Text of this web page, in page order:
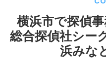
横浜市で探偵
総合探偵社シー
浜みな